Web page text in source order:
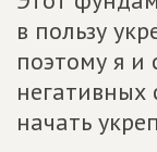
в пользу
поэтому я и
негативных
начать